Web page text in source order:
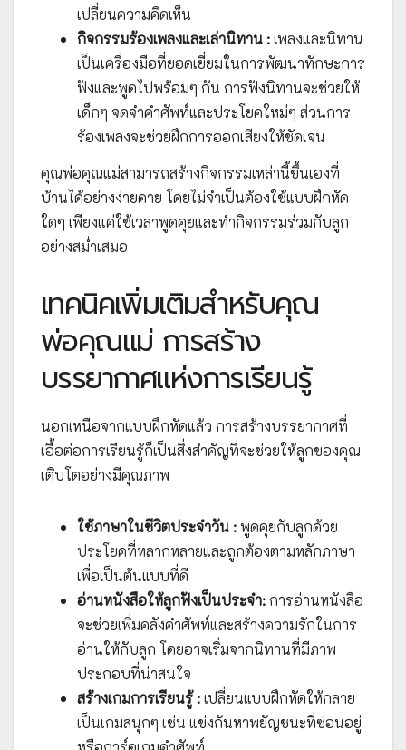
เปลี่ยนความคิดเห็น
กิจกรรมร้องเพลงและเล่านิทาน :เพลงและนิทาน
เป็นเครื่องมือที่ยอดเยี่ยมในการพัฒนาทักษะการ
ฟังและพูดไปพร้อมๆ กัน การฟังนิทานจะช่วยให้
เด็กๆ จดจำคำศัพท์และประโยคใหม่ๆ ส่วนการ
ร้องเพลงจะช่วยฝึกการออกเสียงให้ชัดเจน
คุณพ่อคุณแม่สามารถสร้างกิจกรรมเหล่านี้ขึ้นเองที่
บ้านได้อย่างง่ายดาย โดยไม่จำเป็นต้องใช้แบบฝึกหัด
ใดๆ เพียงแค่ใช้เวลาพูดคุยและทำกิจกรรมร่วมกับลูก
อย่างสม่ำเสมอ
เทคนิคเพิ่มเติมสำหรับคุณ
พ่อคุณแม่ การสร้าง
บรรยากาศแห่งการเรียนรู้
นอกเหนือจากแบบฝึกหัดแล้ว การสร้างบรรยากาศที่
เอื้อต่อการเรียนรู้ก็เป็นสิ่งสำคัญที่จะช่วยให้ลูกของคุณ
เติบโตอย่างมีคุณภาพ
ใช้ภาษาในชีวิตประจำวัน :พูดคุยกับลูกด้วย
ประโยคที่หลากหลายและถูกต้องตามหลักภาษา
เพื่อเป็นต้นแบบที่ดี
อ่านหนังสือให้ลูกฟังเป็นประจำ: การอ่านหนังสือ
จะช่วยเพิ่มคลังคำศัพท์และสร้างความรักในการ
อ่านให้กับลูก โดยอาจเริ่มจากนิทานที่มีภาพ
ประกอบที่น่าสนใจ
สร้างเกมการเรียนรู้ :เปลี่ยนแบบฝึกหัดให้กลาย
เป็นเกมสนุกๆ เช่น แข่งกันหาพยัญชนะที่ซ่อนอยู่